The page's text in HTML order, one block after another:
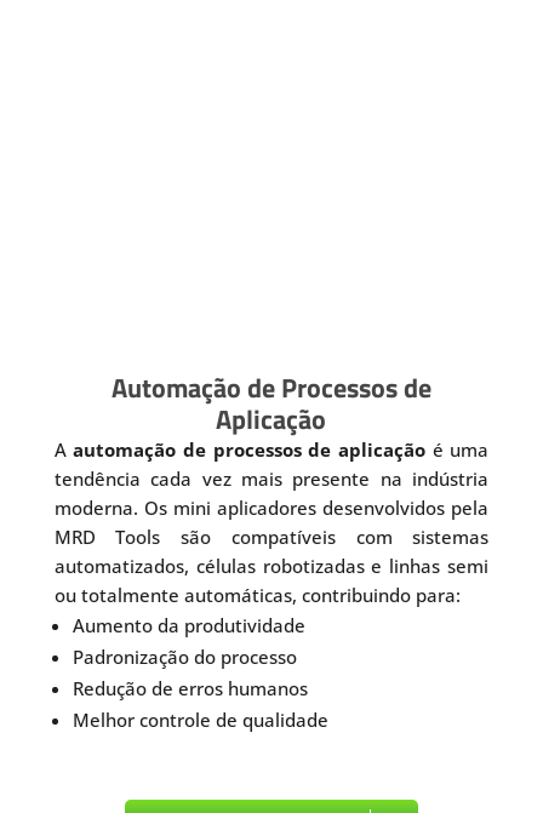
Automação de Processos de
Aplicação
Aautomação de processos de aplicaçãoé uma
tendência cada vez mais presente na indústria
moderna. Os mini aplicadores desenvolvidos pela
MRD Tools são compatíveis com sistemas
automatizados, células robotizadas e linhas semi
ou totalmente automáticas, contribuindo para:
Aumento da produtividade
Padronização do processo
Redução de erros humanos
Melhor controle de qualidade